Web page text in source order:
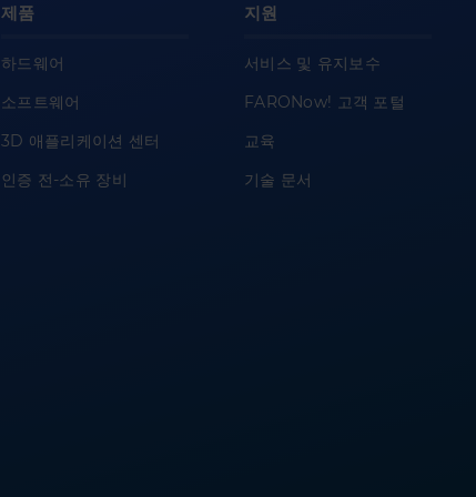
제품
하드웨어
소프트웨어
3D 애플리케이션 센터
인증 전-소유 장비
지원
서비스 및 유지보수
FARONow! 고객 포털
교육
기술 문서